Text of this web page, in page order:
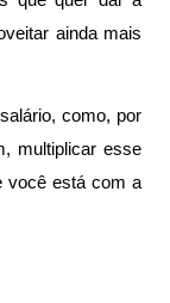
ainda mais
como, por
multiplicar esse
você está com a